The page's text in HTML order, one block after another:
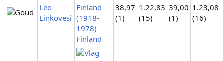
Dat Stolz uitblinkt op 500 t/m 1500m is inderdaad uitzonderlijk.
Leo
Linkovesi
Finland
38,97
(1)
1.22,83
(15)
39,00
(1)
1.23,08
(16)